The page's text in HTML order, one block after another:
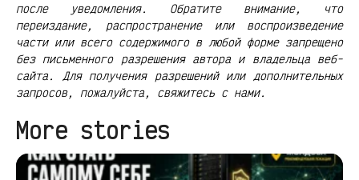
после уведомления. Обратите внимание, что
переиздание, распространение или воспроизведение
части или всего содержимого в любой форме запрещено
без письменного разрешения автора и владельца веб-
сайта. Для получения разрешений или дополнительных
запросов, пожалуйста, свяжитесь с нами.
More stories